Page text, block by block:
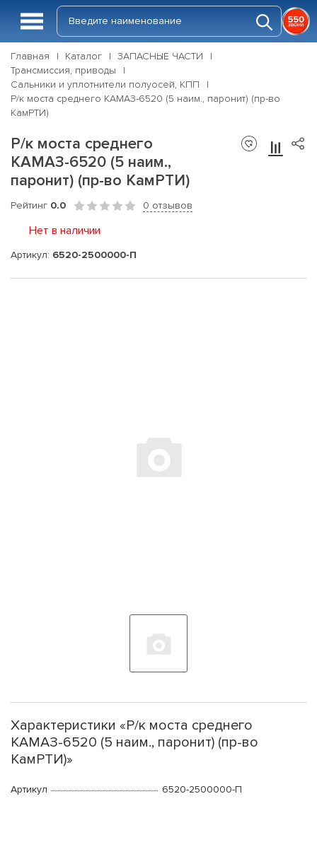
Главная Каталог
ЗАПАСНЫЕ ЧАСТИ
Трансмиссия, приводы
Сальники и уплотнители полуосей, КПП
Р/к моста среднего КАМАЗ-6520 (5 наим., паронит) (пр-во
КамРТИ)
Р/к моста среднего
КАМАЗ-6520 (5 наим.,
паронит) (пр-во КамРТИ)
Рейтинг 0.0 0 отзывов
Нет в наличии
Артикул: 6520-2500000-П
Характеристики «Р/к моста среднего
КАМАЗ-6520 (5 наим., паронит) (пр-во
КамРТИ)»
Артикул 6520-2500000-П